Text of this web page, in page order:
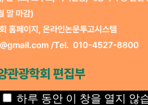
하루 동안 이 창을 열지 않